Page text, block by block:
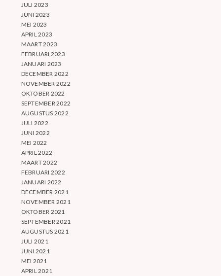
JULI 2023
JUNI 2023
MEI 2023
APRIL 2023
MAART 2023
FEBRUARI 2023
JANUARI 2023
DECEMBER 2022
NOVEMBER 2022
OKTOBER 2022
SEPTEMBER 2022
AUGUSTUS 2022
JULI 2022
JUNI 2022
MEI 2022
APRIL 2022
MAART 2022
FEBRUARI 2022
JANUARI 2022
DECEMBER 2021
NOVEMBER 2021
OKTOBER 2021
SEPTEMBER 2021
AUGUSTUS 2021
JULI 2021
JUNI 2021
MEI 2021
APRIL 2021